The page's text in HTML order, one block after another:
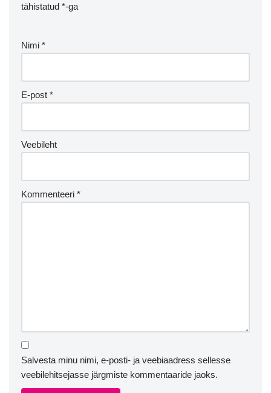
tähistatud *-ga
Nimi *
E-post *
Veebileht
Kommenteeri *
Salvesta minu nimi, e-posti- ja veebiaadress sellesse
veebilehitsejasse järgmiste kommentaaride jaoks.